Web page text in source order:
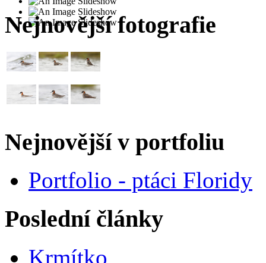
Nejnovější fotografie
Nejnovější v portfoliu
Portfolio - ptáci Floridy
Poslední články
Krmítko